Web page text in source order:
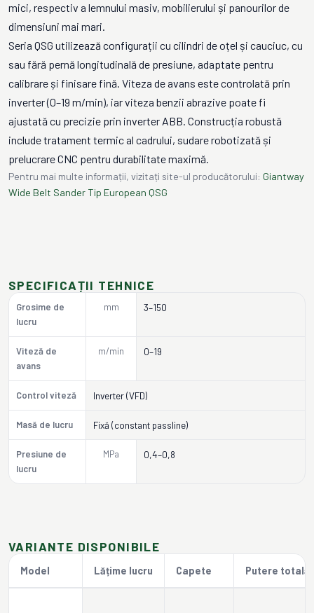
mici, respectiv a lemnului masiv, mobilierului și panourilor de
dimensiuni mai mari.
Seria QSG utilizează configurații cu cilindri de oțel și cauciuc, cu
sau fără pernă longitudinală de presiune, adaptate pentru
calibrare și finisare fină. Viteza de avans este controlată prin
inverter (0–19 m/min), iar viteza benzii abrazive poate fi
ajustată cu precizie prin inverter ABB. Construcția robustă
include tratament termic al cadrului, sudare robotizată și
prelucrare CNC pentru durabilitate maximă.
Pentru mai multe informații, vizitați site-ul producătorului: Giantway
Wide Belt Sander Tip European QSG
SPECIFICAȚII TEHNICE
Grosime de
lucru
mm 3–150
Viteză de
avans
m/min 0–19
Control viteză Inverter (VFD)
Masă de lucru Fixă (constant passline)
Presiune de
lucru
MPa 0,4–0,8
VARIANTE DISPONIBILE
Model Lățime lucru Capete Putere totală